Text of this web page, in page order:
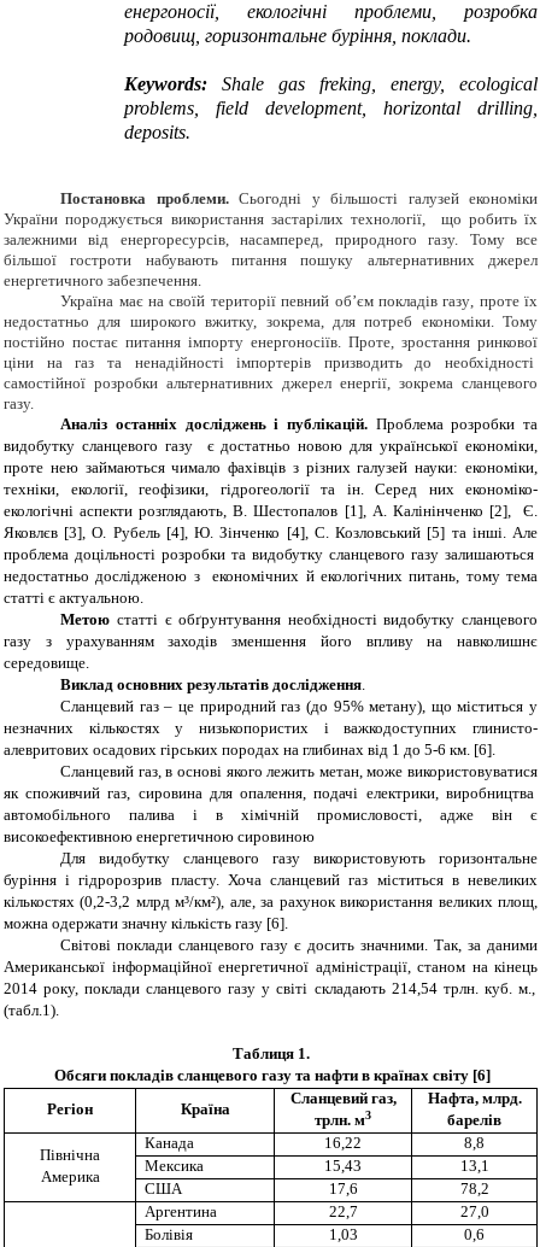
енергоносії, екологічні проблеми, розробка
родовищ, горизонтальне буріння, поклади.
Keywords: Shale gas freking , energy, ecological
problems, field development, horizontal drilling
deposits.
Постановка проблеми.Сьогодні у більшості галузей економіки
України породжується використання застарілих технології, що робить їх
залежними від енергоресурсів, насамперед, природного газу. Тому все
більшої гостроти набувають питання пошуку альтернативнихджерел
енергетичного забезпечення.
Україна маєна своїй території певний об’єм покладівгазу, протеїх
недостатньо для широкого вжитку, зокрема, для потреб економіки. Тому
постійно постає питання імпорту енергоносіїв. Проте, зростання ринкової
ціни на газ та ненадійності імпортерів призводить до необхідності
самостійної розробки альтернативних джерел енергії, зокрема сланцевого
газу.
Аналіз останніх досліджень і публікацій. Проблема розробки та
видобутку сланцевого газу є достатньо новою для української економіки,
проте нею займаються чимало фахівців з різних галузей науки: економіки,
техніки, екології, геофізики, гідрогеології та ін. Серед них економіко-
екологічні аспекти розглядають, В. Шестопалов [1], А. Калінінченко [2], Є.
Яковлєв [3], О. Рубель [4], Ю. Зінченко [4], С. Козловський [5] та інші.Але
проблема доцільності розробки та видобутку сланцевого газу залишаються
недостатньо дослідженою з економічних й екологічних питань, тому тема
статті є актуальною.
Метою статті є обґрунтування необхідності видобутку сланцевого
газу з урахуванням заходів зменшення його впливу на навколишнє
середовище.
Виклад основних результатів дослідження.
Сланцевий газ – це природний газ (до 95% метану), що міститься у
незначних кількостях у низькопористих іважкодоступних глинисто-
алевритових осадових гірських породах на глибинах від 1 до 5-6 км. [6].
Сланцевий газ, в основі якого лежить метан,можевикористовуватися
як споживчий газ, сировина для опалення, подачі електрики, виробництва
автомобільного палива і в хімічній промисловості, адже він є
високоефективною енергетичною сировиною
Для видобутку сланцевого газу використовують горизонтальне
буріння і гідророзрив пласту. Хоча сланцевий газ міститься в невеликих
кількостях (0,2-3,2 млрд м³/км²), але,за рахуноквикористання великих площ,
можна одержати значну кількість газу [6].
Світові поклади сланцевого газу є досить значними. Так, за даними
Американської інформаційної енергетичної адміністрації, станом на кінець
2014 року, поклади сланцевого газу у світі складають 214,54 трлн.куб.м.,
(табл.1).
Таблиця 1.
Обсяги покладів сланцевого газу та нафти в країнах світу [6]
Регіон
Країна
Сланцевий газ,
трлн. м3
Нафта, млрд.
барелів
Північна
Америка
Канада 16,22
8,8
Мексика
15,43
13,1
США
17,6 78,2
Аргентина 22,7
27,0
Болівія
1,03
0,6